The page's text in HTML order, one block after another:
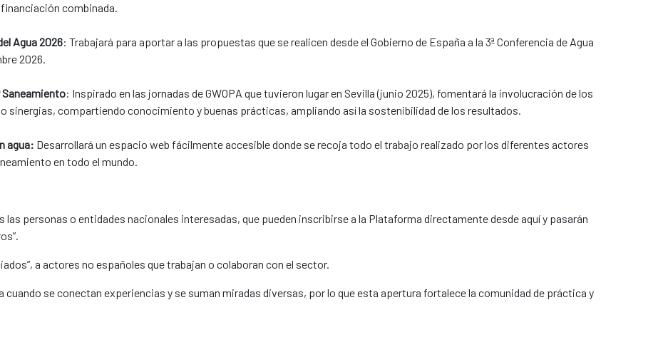
combinada.
Agua 2026: Trabajará para aportar a las propuestas que se realicen desde el Gobierno de España a la 3ª Conferencia de Agua
2026.
Saneamiento: Inspirado en las jornadas de GWOPA que tuvieron lugar en Sevilla (junio 2025), fomentará la involucración de los
sinergias, compartiendo conocimiento y buenas prácticas, ampliando así la sostenibilidad de los resultados.
agua: Desarrollará un espacio web fácilmente accesible donde se recoja todo el trabajo realizado por los diferentes actores
en todo el mundo.
personas o entidades nacionales interesadas, que pueden inscribirse a la Plataforma directamente desde aquí y pasarán
a actores no españoles que trabajan o colaboran con el sector.
cuando se conectan experiencias y se suman miradas diversas, por lo que esta apertura fortalece la comunidad de práctica y